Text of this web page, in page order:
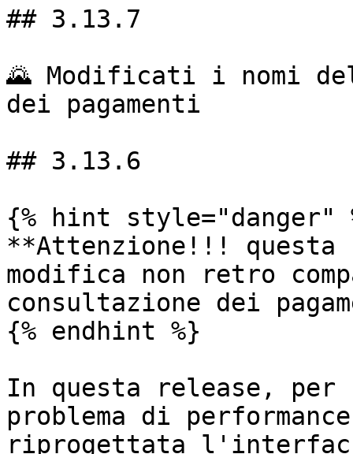
## 3.13.7
🌄 Modificati i nomi
dei pagamenti
## 3.13.6
{% hint style="danger"
**Attenzione!!! questa
modifica non retro
consultazione dei
{% endhint %}
In questa release, per
problema di
riprogettata